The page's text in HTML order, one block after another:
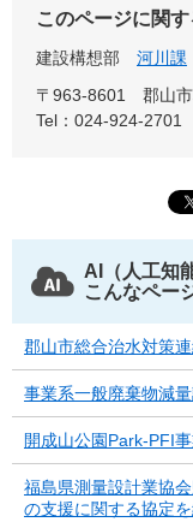
このページに関
建設構想部 河川課
〒963-8601
郡山
Tel：024-924-2701
AI（人工知
こんなペー
郡山市総合治水対策
事業系一般廃棄物減
開成山公園Park-PFI
福島県測量設計業協
の支援に関する協定